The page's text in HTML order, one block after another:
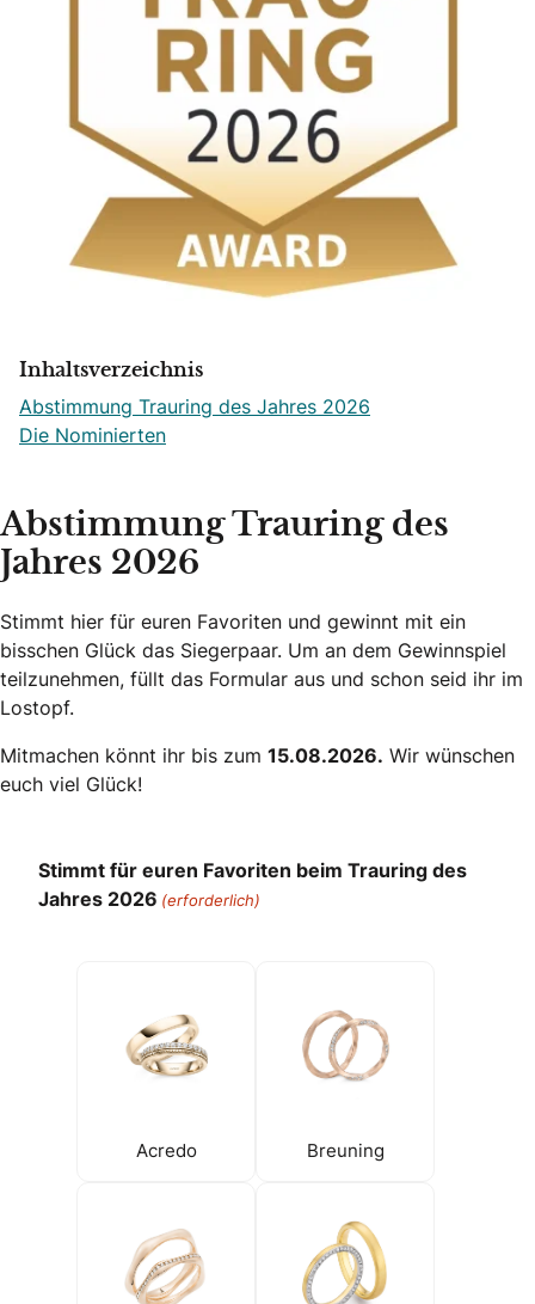
Inhaltsverzeichnis
Abstimmung Trauring des Jahres 2026
Die Nominierten
Abstimmung Trauring des
Jahres 2026
Stimmt hier für euren Favoriten und gewinnt mit ein
bisschen Glück das Siegerpaar. Um an dem Gewinnspiel
teilzunehmen, füllt das Formular aus und schon seid ihr im
Lostopf.
Mitmachen könnt ihr bis zum 15.08.2026. Wir wünschen
euch viel Glück!
Stimmt für euren Favoriten beim Trauring des
Jahres 2026 (erforderlich)
Acredo Breuning